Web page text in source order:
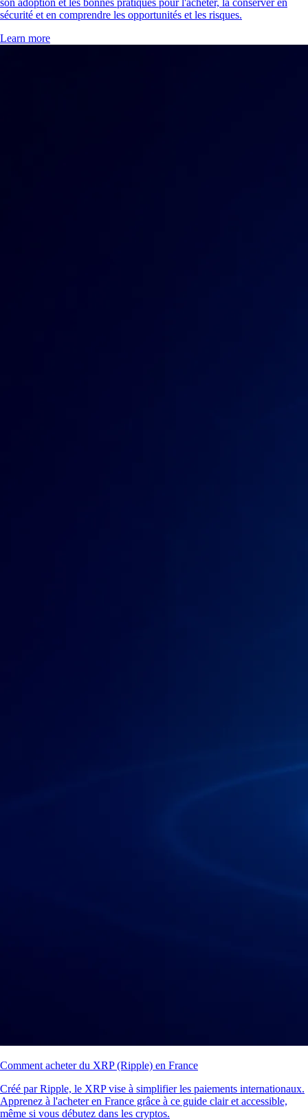
sécurité et en comprendre les opportunités et les risques.
Learn more
Comment acheter du XRP (Ripple) en France
Créé par Ripple, le XRP vise à simplifier les paiements internationaux.
Apprenez à l'acheter en France grâce à ce guide clair et accessible,
même si vous débutez dans les cryptos.